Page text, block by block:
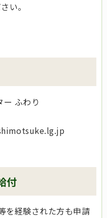
い。
ふわり
付
を経験された方も申請